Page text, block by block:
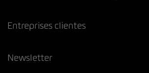
Entreprises clientes
Newsletter